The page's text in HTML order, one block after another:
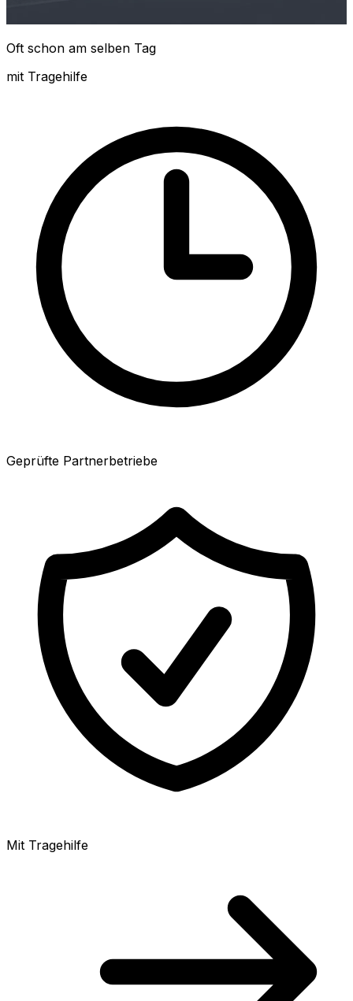
Oft schon am selben Tag
mit Tragehilfe
Geprüfte Partnerbetriebe
Mit Tragehilfe